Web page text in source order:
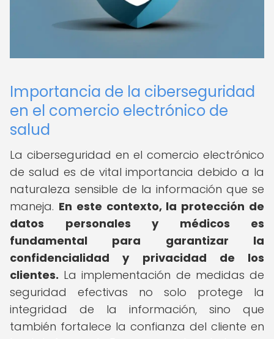
Importancia de la ciberseguridad
en el comercio electrónico de
salud
La ciberseguridad en el comercio electrónico
de salud es de vital importancia debido a la
naturaleza sensible de la información que se
maneja. En este contexto, la protección de
datos personales y médicos es
fundamental para garantizar la
confidencialidad y privacidad de los
clientes. La implementación de medidas de
seguridad efectivas no solo protege la
integridad de la información, sino que
también fortalece la confianza del cliente en